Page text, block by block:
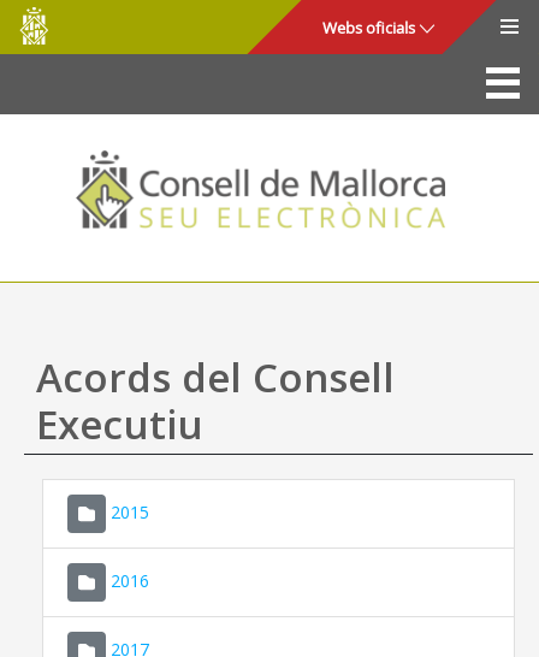
Salta al contingut principal
Consell
de
Mallorca
Webs oficials
La Seu
Consell de Mallorca
Accés i seguretat
Utilitats
Ajuda
Acords del Consell
Executiu
2015
2016
2017